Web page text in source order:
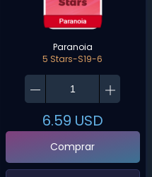
Paranoia
5 Stars-S19-6
6.59 USD
Comprar